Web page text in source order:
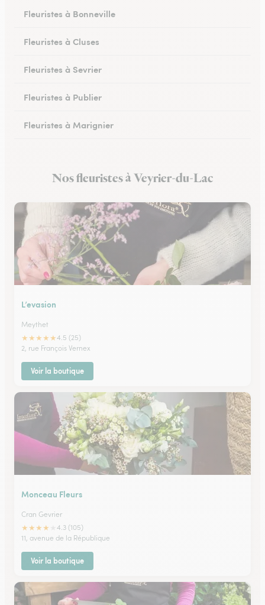
Fleuristes à Bonneville
Fleuristes à Cluses
Fleuristes à Sevrier
Fleuristes à Publier
Fleuristes à Marignier
Fleuristes à Morzine
Nos fleuristes à Veyrier-du-Lac
L’evasion
Meythet
★★★★★4.5 (25)
2, rue François Vernex
Voir la boutique
Monceau Fleurs
Cran Gevrier
★★★★
4.3 (105)
11, avenue de la République
Voir la boutique